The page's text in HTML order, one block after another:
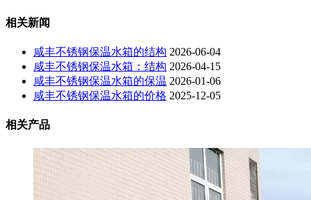
相关新闻
咸丰不锈钢保温水箱的结构 2026-06-04
咸丰不锈钢保温水箱：结构 2026-04-15
咸丰不锈钢保温水箱的保温 2026-01-06
咸丰不锈钢保温水箱的价格 2025-12-05
相关产品